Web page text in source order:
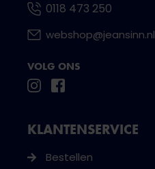
0118 473 250
webshop@jeansinn.nl
VOLG ONS
KLANTENSERVICE
Bestellen